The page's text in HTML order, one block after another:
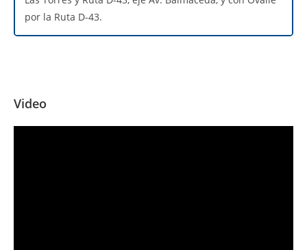
por la Ruta D-43.
Video